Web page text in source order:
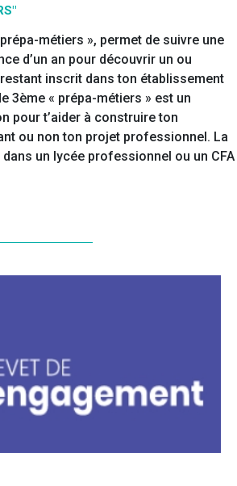
métiers », permet de suivre une
d’un an pour découvrir un ou
inscrit dans ton établissement
3ème « prépa-métiers » est un
pour t’aider à construire ton
ou non ton projet professionnel. La
un lycée professionnel ou un CFA